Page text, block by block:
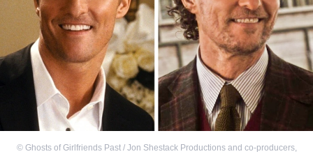
© Ghosts of Girlfriends Past / Jon Shestack Productions and co-producers,